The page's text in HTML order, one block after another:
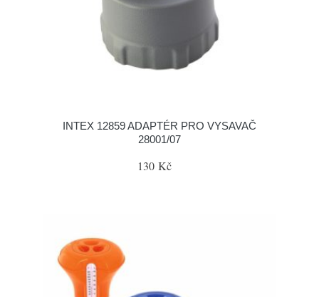
INTEX 12859 ADAPTÉR PRO VYSAVAČ
28001/07
130 Kč